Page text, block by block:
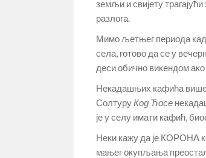
земљи и свијету
разлога.
Мимо љетњег периода
села, готово да се у
деси обично викендом
Некадашњих кафића више
СолтуруКод Ћосе
је у селу имати кафић,
Неки кажу да је КОРОНА
мањег окупљања